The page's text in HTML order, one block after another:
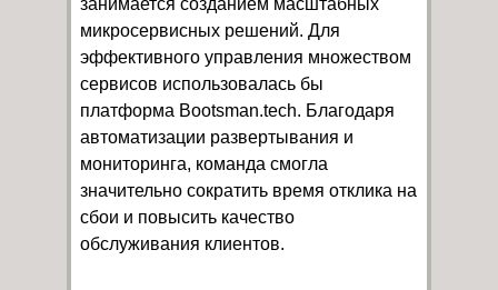
микросервисных решений. Для
эффективного управления множеством
сервисов использовалась бы
платформа Bootsman.tech. Благодаря
автоматизации развертывания и
мониторинга, команда смогла
значительно сократить время отклика на
сбои и повысить качество
обслуживания клиентов.